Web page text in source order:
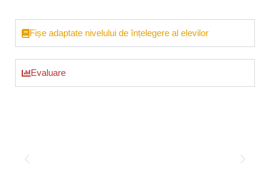
Fișe adaptate nivelului de înțelegere al elevilor
Evaluare